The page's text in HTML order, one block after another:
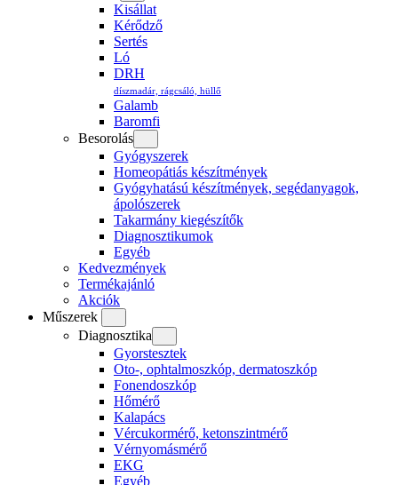
Kisállat
Kérődző
Sertés
Ló
DRH
díszmadár, rágcsáló, hüllő
Galamb
Baromfi
Besorolás
Gyógyszerek
Homeopátiás készítmények
Gyógyhatású készítmények, segédanyagok,
ápolószerek
Takarmány kiegészítők
Diagnosztikumok
Egyéb
Kedvezmények
Termékajánló
Akciók
Műszerek
Diagnosztika
Gyorstesztek
Oto-, ophtalmoszkóp, dermatoszkóp
Fonendoszkóp
Hőmérő
Kalapács
Vércukormérő, ketonszintmérő
Vérnyomásmérő
EKG
Egyéb